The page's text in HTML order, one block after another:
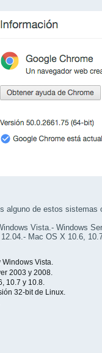
alguno de estos sistemas
Vista.- Windows
Mac OS X 10.6,
Windows Vista.
2003 y 2008.
10.7 y 10.8.
32-bit de Linux.